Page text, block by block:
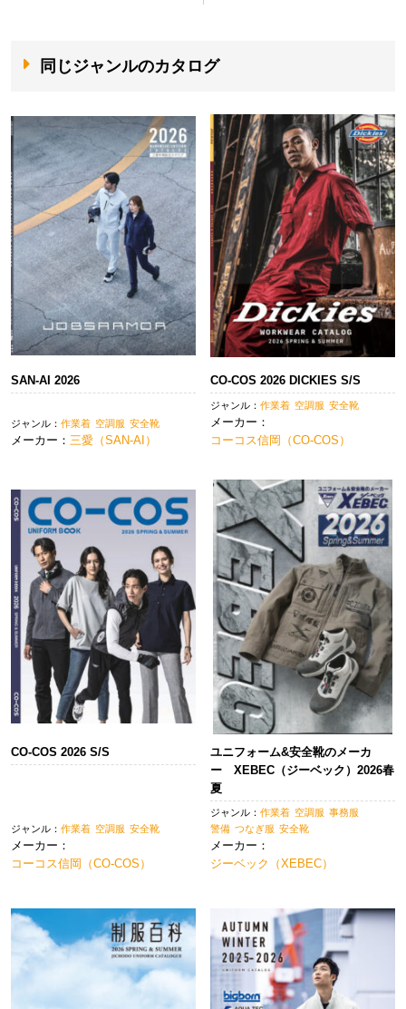
ビ
ー
シ
ョ
ン
同じジャンルのカタログ
SAN-AI 2026
ジャンル： 作業着 空調服 安全靴
メーカー： 三愛（SAN-AI）
CO-COS 2026 DICKIES S/S
ジャンル：作業着 空調服 安全靴
メーカー：
コーコス信岡（CO-COS）
CO-COS 2026 S/S
ジャンル： 作業着 空調服 安全靴
メーカー：
コーコス信岡（CO-COS）
ユニフォーム&安全靴のメーカ
ー XEBEC（ジーベック）2026春
夏
ジャンル：作業着 空調服 事務服
警備 つなぎ服 安全靴
メーカー：
ジーベック（XEBEC）